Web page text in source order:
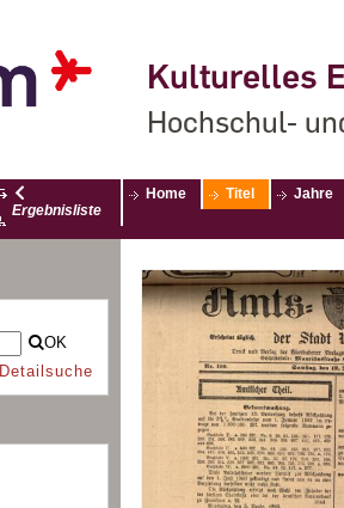
Kulturelles
Hochschul-
Ergebnisliste
Home Titel Jahre
OK
Detailsuche